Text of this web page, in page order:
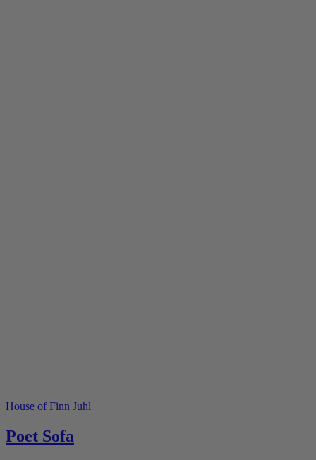
House of Finn Juhl
Poet Sofa